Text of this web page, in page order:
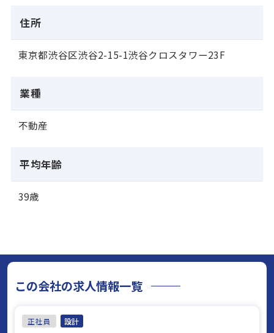
住所
東京都渋谷区渋谷2-15-1渋谷クロスタワー23F
業種
不動産
平均年齢
39歳
この会社の求人情報一覧
正社員 設計